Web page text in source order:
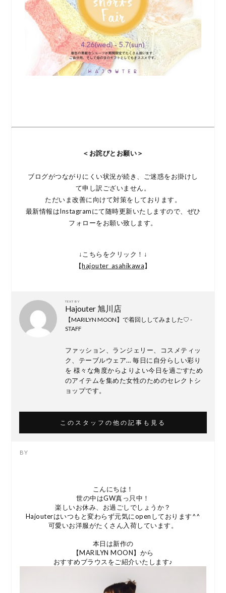
＜お詫びとお願い＞
ブログがつながりにくい状況が続き、ご迷惑をお掛けし
て申し訳ございません。
ただいま改善に向けて対策をしております。
最新情報はInstagramにて随時更新いたしますので、ぜひ
フォローをお願い致します。
↓こちらをクリック！↓
【hajouter_asahikawa】
TEXT BY
Hajouter 旭川店
【MARILYN MOON】で着回ししてみました♡ -
STAFF
ファッション、ランジェリー、コスメティッ
ク、テーブルウェア… 毎日に自分らしい彩り
を 様々な角度からよりよい今日を過ごすため
のアイテムを集めた女性のためのセレクトシ
ョップです。
このスタッフの他の記事も見る
こんにちは！
世の中はGW真っ只中！
楽しいお休み、お過ごしでしょうか？
Hajouterはいつもと変わらず元気にopenしております^^
可愛いお洋服がたくさん入荷しています。
本日は新作の
【MARILYN MOON】から
おすすめブラウスをご紹介いたします♪